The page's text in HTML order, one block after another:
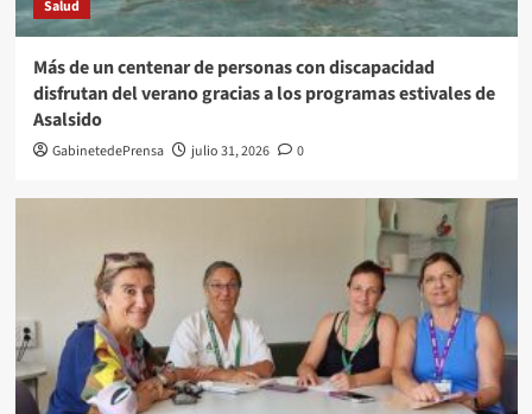
Salud
Más de un centenar de personas con discapacidad
disfrutan del verano gracias a los programas estivales de
Asalsido
GabinetedePrensa julio 31, 2026 0